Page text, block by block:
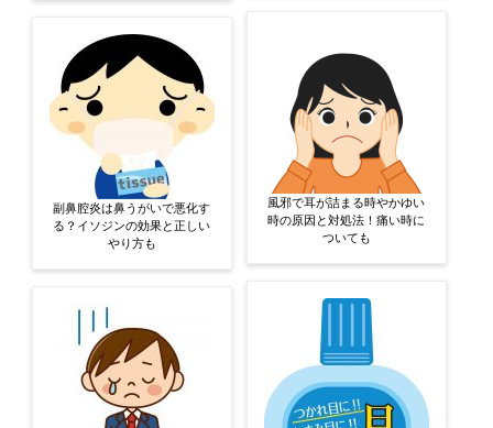
副鼻腔炎は鼻うがいで悪化す
る？イソジンの効果と正しい
やり方も
風邪で耳が詰まる時やかゆい
時の原因と対処法！痛い時に
ついても